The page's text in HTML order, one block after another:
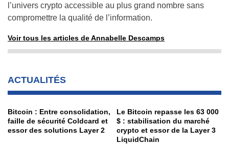
l’univers crypto accessible au plus grand nombre sans
compromettre la qualité de l’information.
Voir tous les articles de Annabelle Descamps
ACTUALITÉS
Bitcoin : Entre consolidation,
faille de sécurité Coldcard et
essor des solutions Layer 2
Le Bitcoin repasse les 63 000
$ : stabilisation du marché
crypto et essor de la Layer 3
LiquidChain